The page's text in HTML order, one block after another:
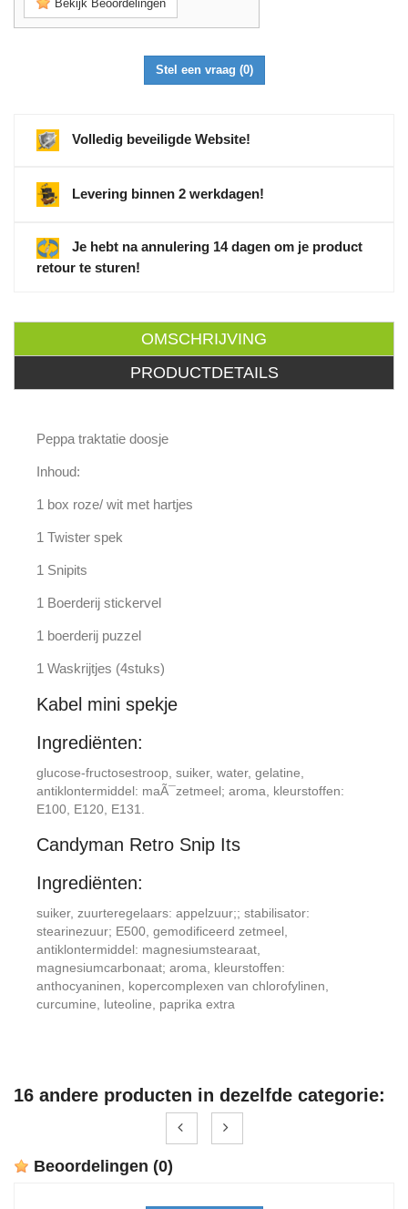
Bekijk Beoordelingen
Stel een vraag (0)
Volledig beveiligde Website!
Levering binnen 2 werkdagen!
Je hebt na annulering 14 dagen om je product
retour te sturen!
OMSCHRIJVING
PRODUCTDETAILS
Peppa traktatie doosje
Inhoud:
1 box roze/ wit met hartjes
1 Twister spek
1 Snipits
1 Boerderij stickervel
1 boerderij puzzel
1 Waskrijtjes (4stuks)
Kabel mini spekje
Ingrediënten:
glucose-fructosestroop, suiker, water, gelatine,
antiklontermiddel: maÃ¯zetmeel; aroma, kleurstoffen:
E100, E120, E131.
Candyman Retro Snip Its
Ingrediënten:
suiker, zuurteregelaars: appelzuur;; stabilisator:
stearinezuur; E500, gemodificeerd zetmeel,
antiklontermiddel: magnesiumstearaat,
magnesiumcarbonaat; aroma, kleurstoffen:
anthocyaninen, kopercomplexen van chlorofylinen,
curcumine, luteoline, paprika extra
16 andere producten in dezelfde categorie:
Beoordelingen (0)